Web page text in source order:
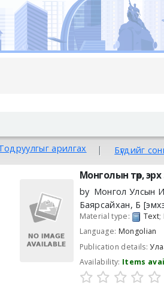
арилгах Бүгдийг
Монголын төр,
by Монгол Улсын
Баярсайхан, Б
Material type: Text;
Language: Mongolian
Publication details:
Availability: Items